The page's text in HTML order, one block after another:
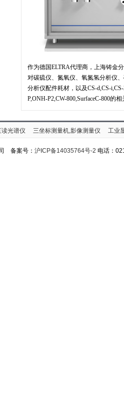
作为德国ELTRA代理商，上海铸金
对碳硫仪、氮氧仪、氧氮氢分析仪
分析仪配件耗材，以及CS-d,CS-
P,ONH-P2,CW-800,SurfaceC-800的
读光谱仪 三坐标测量机,影像测量仪 工业
备案号： 沪ICP备14035764号-2 电话：